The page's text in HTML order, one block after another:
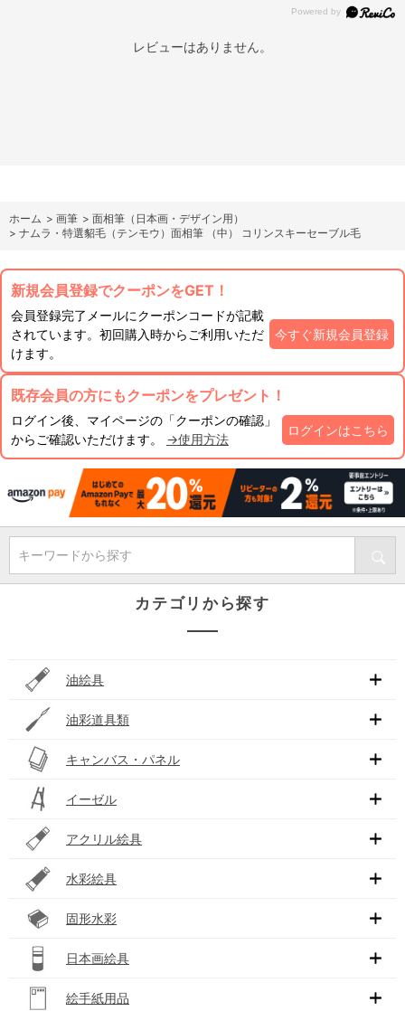
レビューはありません。
ホーム > 画筆 > 面相筆（日本画・デザイン用）
> ナムラ・特選貂毛（テンモウ）面相筆 （中） コリンスキーセーブル毛
新規会員登録でクーポンをGET！
会員登録完了メールにクーポンコードが記載
されています。初回購入時からご利用いただ
けます。
今すぐ新規会員登録
既存会員の方にもクーポンをプレゼント！
ログイン後、マイページの「クーポンの確認」
からご確認いただけます。 →使用方法
ログインはこちら
キーワードから探す
カテゴリから探す
油絵具
油彩道具類
キャンバス・パネル
イーゼル
アクリル絵具
水彩絵具
固形水彩
日本画絵具
絵手紙用品